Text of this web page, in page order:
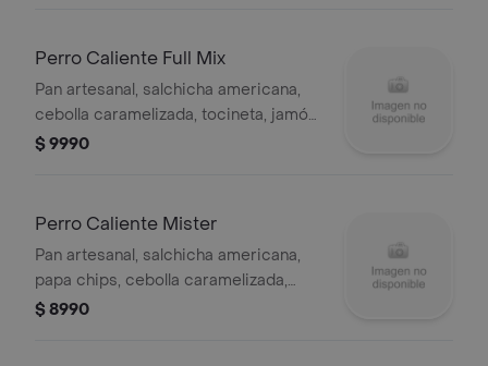
Perro Caliente Full Mix
Pan artesanal, salchicha americana,
cebolla caramelizada, tocineta, jamón,
papa chips, maíz tierno, queso y
$ 9990
Perro Caliente Mister
Pan artesanal, salchicha americana,
papa chips, cebolla caramelizada,
tocineta, jamón, queso y salsas de la
$ 8990